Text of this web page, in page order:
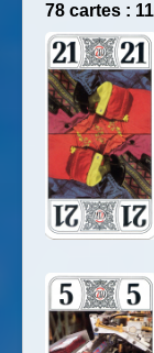
78 cartes :